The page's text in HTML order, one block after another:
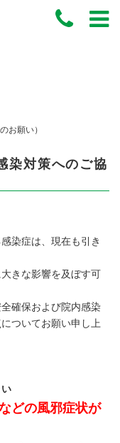
お願い）
染対策へのご協
染症は、現在も引き
きな影響を及ぼす可
確保および院内感染
ついてお願い申し上
どの風邪症状が